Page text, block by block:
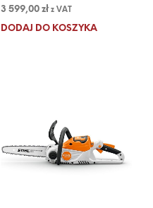
3 599,00 zł z VAT
DODAJ DO KOSZYKA